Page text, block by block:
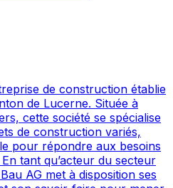
de construction établie
de Lucerne. Située à
cette société se spécialise
de construction variés,
pour répondre aux besoins
tant qu’acteur du secteur
AG met à disposition ses